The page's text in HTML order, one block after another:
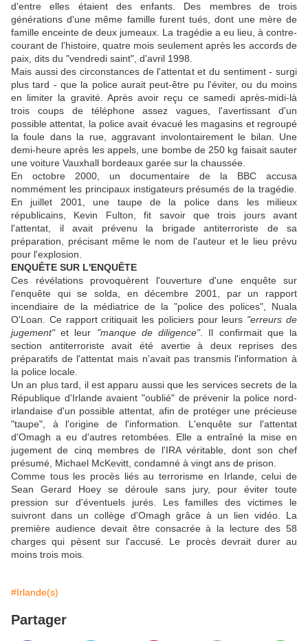
d'entre elles étaient des enfants. Des membres de trois
générations d'une même famille furent tués, dont une mère de
famille enceinte de deux jumeaux. La tragédie a eu lieu, à contre-
courant de l'histoire, quatre mois seulement après les accords de
paix, dits du "vendredi saint", d'avril 1998.
Mais aussi des circonstances de l'attentat et du sentiment - surgi
plus tard - que la police aurait peut-être pu l'éviter, ou du moins
en limiter la gravité. Après avoir reçu ce samedi après-midi-là
trois coups de téléphone assez vagues, l'avertissant d'un
possible attentat, la police avait évacué les magasins et regroupé
la foule dans la rue, aggravant involontairement le bilan. Une
demi-heure après les appels, une bombe de 250 kg faisait sauter
une voiture Vauxhall bordeaux garée sur la chaussée.
En octobre 2000, un documentaire de la BBC accusa
nommément les principaux instigateurs présumés de la tragédie.
En juillet 2001, une taupe de la police dans les milieux
républicains, Kevin Fulton, fit savoir que trois jours avant
l'attentat, il avait prévenu la brigade antiterroriste de sa
préparation, précisant même le nom de l'auteur et le lieu prévu
pour l'explosion.
ENQUÊTE SUR L'ENQUÊTE
Ces révélations provoquèrent l'ouverture d'une enquête sur
l'enquête qui se solda, en décembre 2001, par un rapport
incendiaire de la médiatrice de la "police des polices", Nuala
O'Loan. Ce rapport critiquait les policiers pour leurs "erreurs de
jugement"et leur "manque de diligence". Il confirmait que la
section antiterroriste avait été avertie à deux reprises des
préparatifs de l'attentat mais n'avait pas transmis l'information à
la police locale.
Un an plus tard, il est apparu aussi que les services secrets de la
République d'Irlande avaient "oublié" de prévenir la police nord-
irlandaise d'un possible attentat, afin de protéger une précieuse
"taupe", à l'origine de l'information. L'enquête sur l'attentat
d'Omagh a eu d'autres retombées. Elle a entraîné la mise en
jugement de cinq membres de l'IRA véritable, dont son chef
présumé, Michael McKevitt, condamné à vingt ans de prison.
Comme tous les procès liés au terrorisme en Irlande, celui de
Sean Gerard Hoey se déroule sans jury, pour éviter toute
pression sur d'éventuels jurés. Les familles des victimes le
suivront dans un collège d'Omagh grâce à un lien vidéo. La
première audience devait être consacrée à la lecture des 58
charges qui pèsent sur l'accusé. Le procès devrait durer au
moins trois mois.
#Irlande(s)
Partager